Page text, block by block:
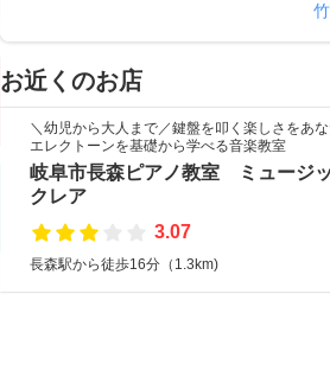
お近くのお店
＼幼児から大人まで／鍵盤を叩く楽しさをあ
エレクトーンを基礎から学べる音楽教室
岐阜市長森ピアノ教室 ミュージ
クレア
3.07
長森駅から徒歩16分（1.3km)